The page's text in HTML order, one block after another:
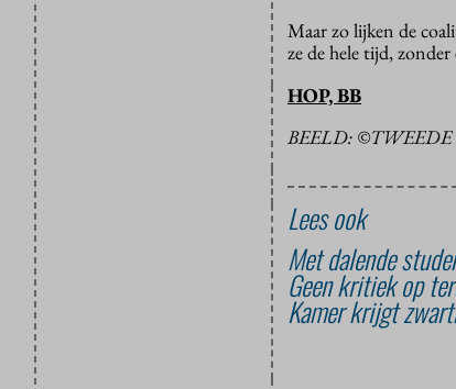
Maar zo lijken de
ze de hele tijd,
HOP, BB
BEELD:
Lees ook
Met dalende
Geen kritiek op
Kamer krijgt